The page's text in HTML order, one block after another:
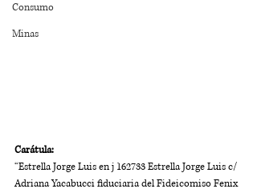
Consumo
Minas
Carátula:
“Estrella Jorge Luis en j 162733 Estrella Jorge Luis c/
Adriana Yacabucci fiduciaria del Fideicomiso Fenix